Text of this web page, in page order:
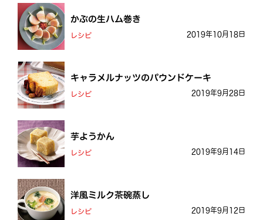
かぶの生ハム巻き
レシピ 2019年10月18日
キャラメルナッツのパウンドケーキ
レシピ 2019年9月28日
芋ようかん
レシピ 2019年9月14日
洋風ミルク茶碗蒸し
レシピ 2019年9月12日